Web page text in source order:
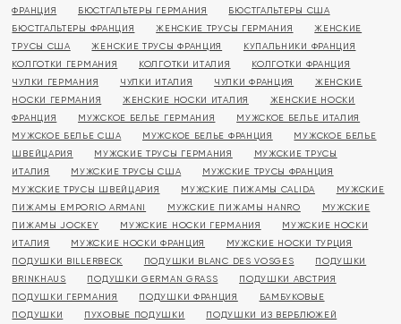
ФРАНЦИЯ
БЮСТГАЛЬТЕРЫ ГЕРМАНИЯ
БЮСТГАЛЬТЕРЫ США
БЮСТГАЛЬТЕРЫ ФРАНЦИЯ
ЖЕНСКИЕ ТРУСЫ ГЕРМАНИЯ
ЖЕНСКИЕ
ТРУСЫ США
ЖЕНСКИЕ ТРУСЫ ФРАНЦИЯ
КУПАЛЬНИКИ ФРАНЦИЯ
КОЛГОТКИ ГЕРМАНИЯ
КОЛГОТКИ ИТАЛИЯ
КОЛГОТКИ ФРАНЦИЯ
ЧУЛКИ ГЕРМАНИЯ
ЧУЛКИ ИТАЛИЯ ЧУЛКИ ФРАНЦИЯ
ЖЕНСКИЕ
НОСКИ ГЕРМАНИЯ
ЖЕНСКИЕ НОСКИ ИТАЛИЯ
ЖЕНСКИЕ НОСКИ
ФРАНЦИЯ
МУЖСКОЕ БЕЛЬЕ ГЕРМАНИЯ
МУЖСКОЕ БЕЛЬЕ ИТАЛИЯ
МУЖСКОЕ БЕЛЬЕ США
МУЖСКОЕ БЕЛЬЕ ФРАНЦИЯ
МУЖСКОЕ БЕЛЬЕ
ШВЕЙЦАРИЯ
МУЖСКИЕ ТРУСЫ ГЕРМАНИЯ
МУЖСКИЕ ТРУСЫ
ИТАЛИЯ
МУЖСКИЕ ТРУСЫ США
МУЖСКИЕ ТРУСЫ ФРАНЦИЯ
МУЖСКИЕ ТРУСЫ ШВЕЙЦАРИЯ
МУЖСКИЕ ПИЖАМЫ CALIDA
МУЖСКИЕ
ПИЖАМЫ EMPORIO ARMANI
МУЖСКИЕ ПИЖАМЫ HANRO
МУЖСКИЕ
ПИЖАМЫ JOCKEY
МУЖСКИЕ НОСКИ ГЕРМАНИЯ
МУЖСКИЕ НОСКИ
ИТАЛИЯ
МУЖСКИЕ НОСКИ ФРАНЦИЯ
МУЖСКИЕ НОСКИ ТУРЦИЯ
ПОДУШКИ BILLERBECK
ПОДУШКИ BLANC DES VOSGES
ПОДУШКИ
BRINKHAUS
ПОДУШКИ GERMAN GRASS
ПОДУШКИ АВСТРИЯ
ПОДУШКИ ГЕРМАНИЯ
ПОДУШКИ ФРАНЦИЯ
БАМБУКОВЫЕ
ПОДУШКИ
ПУХОВЫЕ ПОДУШКИ
ПОДУШКИ ИЗ ВЕРБЛЮЖЕЙ